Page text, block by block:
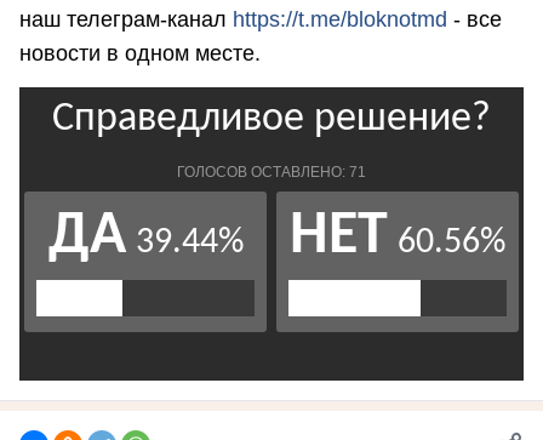
наш телеграм-канал https://t.me/bloknotmd - все
новости в одном месте.